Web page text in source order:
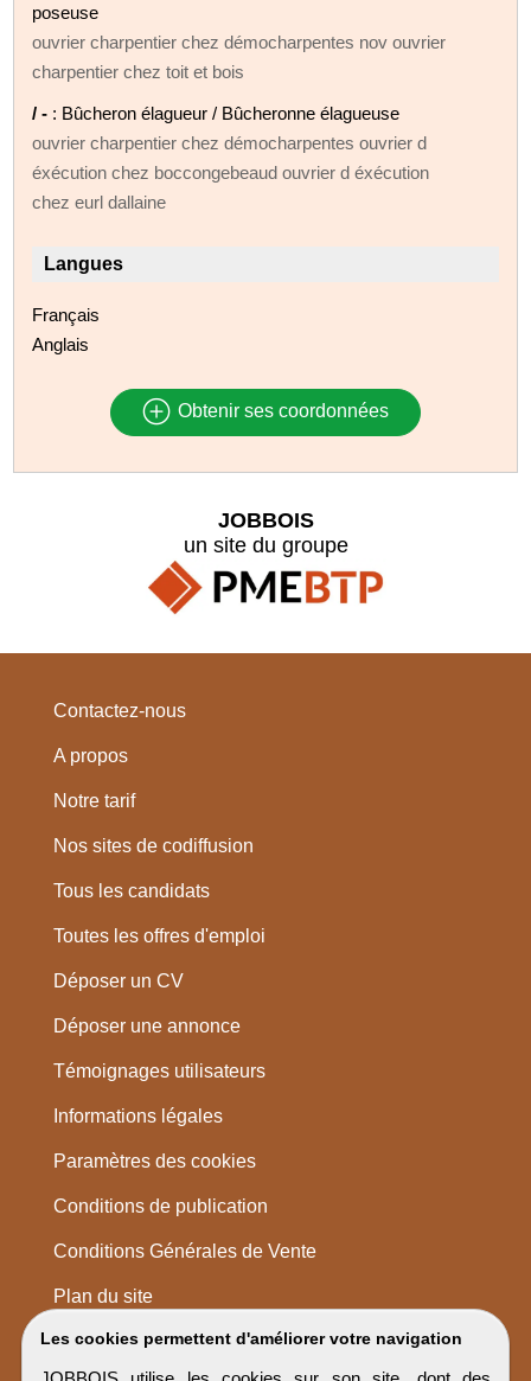
poseuse
ouvrier charpentier chez démocharpentes nov ouvrier
charpentier chez toit et bois
/ - : Bûcheron élagueur / Bûcheronne élagueuse
ouvrier charpentier chez démocharpentes ouvrier d
éxécution chez boccongebeaud ouvrier d éxécution
chez eurl dallaine
Langues
Français
Anglais
Obtenir ses coordonnées
Les cookies permettent d'améliorer votre navigation
JOBBOIS
un site du groupe
Contactez-nous
A propos
Notre tarif
Nos sites de codiffusion
Tous les candidats
Toutes les offres d'emploi
Déposer un CV
Déposer une annonce
Témoignages utilisateurs
Informations légales
Paramètres des cookies
Conditions de publication
Conditions Générales de Vente
Plan du site